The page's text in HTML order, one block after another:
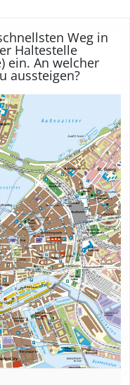
Weg in
Haltestelle
ein. An welcher
aussteigen?